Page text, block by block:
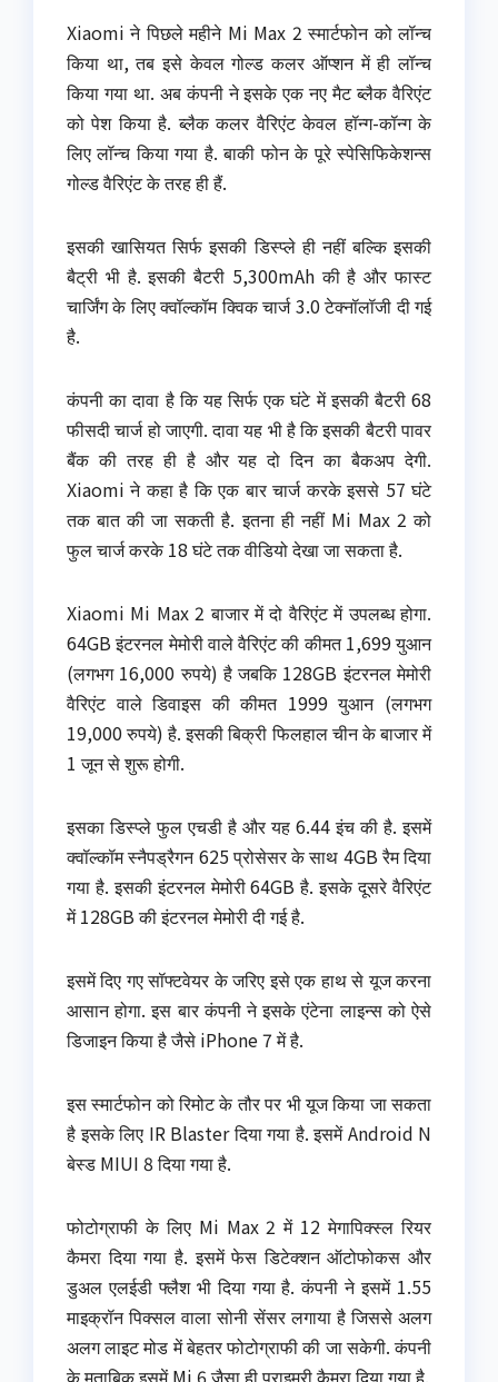
Xiaomi ने पिछले महीने Mi Max 2 स्मार्टफोन को लॉन्च
किया था, तब इसे केवल गोल्ड कलर ऑप्शन में ही लॉन्च
किया गया था. अब कंपनी ने इसके एक नए मैट ब्लैक वैरिएंट
को पेश किया है. ब्लैक कलर वैरिएंट केवल हॉन्ग-कॉन्ग के
लिए लॉन्च किया गया है. बाकी फोन के पूरे स्पेसिफिकेशन्स
गोल्ड वैरिएंट के तरह ही हैं.
इसकी खासियत सिर्फ इसकी डिस्प्ले ही नहीं बल्कि इसकी
बैट्री भी है. इसकी बैटरी 5,300mAh की है और फास्ट
चार्जिंग के लिए क्वॉल्कॉम क्विक चार्ज 3.0 टेक्नॉलॉजी दी गई
है.
कंपनी का दावा है कि यह सिर्फ एक घंटे में इसकी बैटरी 68
फीसदी चार्ज हो जाएगी. दावा यह भी है कि इसकी बैटरी पावर
बैंक की तरह ही है और यह दो दिन का बैकअप देगी.
Xiaomi ने कहा है कि एक बार चार्ज करके इससे 57 घंटे
तक बात की जा सकती है. इतना ही नहीं Mi Max 2 को
फुल चार्ज करके 18 घंटे तक वीडियो देखा जा सकता है.
Xiaomi Mi Max 2 बाजार में दो वैरिएंट में उपलब्ध होगा.
64GB इंटरनल मेमोरी वाले वैरिएंट की कीमत 1,699 युआन
(लगभग 16,000 रुपये) है जबकि 128GB इंटरनल मेमोरी
वैरिएंट वाले डिवाइस की कीमत 1999 युआन (लगभग
19,000 रुपये) है. इसकी बिक्री फिलहाल चीन के बाजार में
1 जून से शुरू होगी.
इसका डिस्प्ले फुल एचडी है और यह 6.44 इंच की है. इसमें
क्वॉल्कॉम स्नैपड्रैगन 625 प्रोसेसर के साथ 4GB रैम दिया
गया है. इसकी इंटरनल मेमोरी 64GB है. इसके दूसरे वैरिएंट
में 128GB की इंटरनल मेमोरी दी गई है.
इसमें दिए गए सॉफ्टवेयर के जरिए इसे एक हाथ से यूज करना
आसान होगा. इस बार कंपनी ने इसके एंटेना लाइन्स को ऐसे
डिजाइन किया है जैसे iPhone 7 में है.
इस स्मार्टफोन को रिमोट के तौर पर भी यूज किया जा सकता
है इसके लिए IR Blaster दिया गया है. इसमें Android N
बेस्ड MIUI 8 दिया गया है.
फोटोग्राफी के लिए Mi Max 2 में 12 मेगापिक्स्ल रियर
कैमरा दिया गया है. इसमें फेस डिटेक्शन ऑटोफोकस और
डुअल एलईडी फ्लैश भी दिया गया है. कंपनी ने इसमें 1.55
माइक्रॉन पिक्सल वाला सोनी सेंसर लगाया है जिससे अलग
अलग लाइट मोड में बेहतर फोटोग्राफी की जा सकेगी. कंपनी